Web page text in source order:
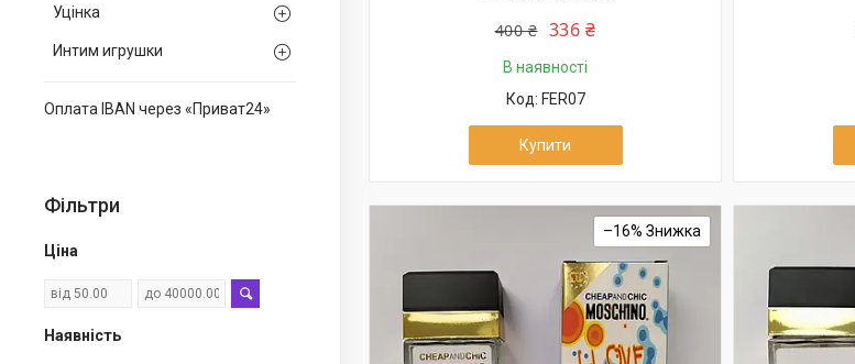
Уцінка
Интим игрушки
Оплата IBAN через «Приват24»
Фільтри
Ціна
Наявність
400 ₴ 336 ₴
В наявності
FER07
Купити
–16%